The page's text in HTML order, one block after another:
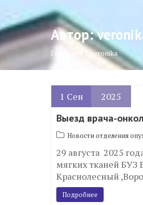
Автор:
Главная veronika
1 Сен 2025
Выезд врача-
Новости отделения
29 августа 2025
мягких тканей
Краснолесный
Подробнее